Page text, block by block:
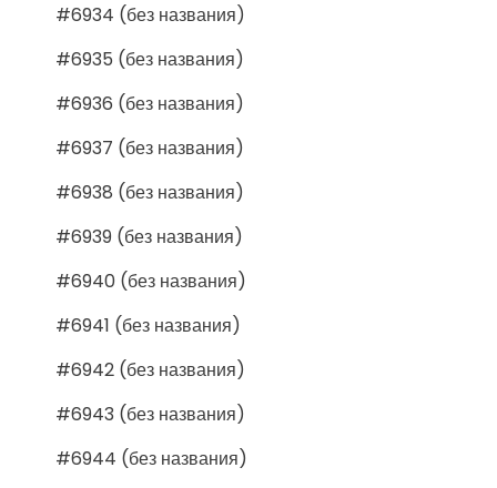
#6934 (без названия)
#6935 (без названия)
#6936 (без названия)
#6937 (без названия)
#6938 (без названия)
#6939 (без названия)
#6940 (без названия)
#6941 (без названия)
#6942 (без названия)
#6943 (без названия)
#6944 (без названия)